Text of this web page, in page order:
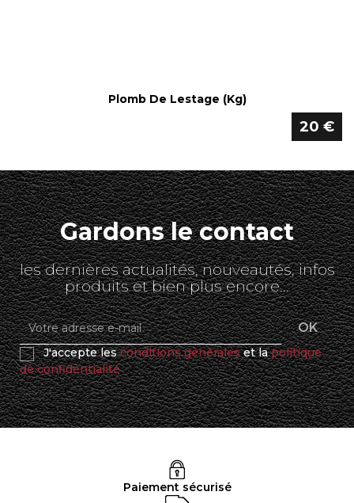
Plomb De Lestage (kg)
20 €
Gardons le contact
les dernières actualités, nouveautés, infos
produits et bien plus encore...
J'accepte lesconditions généraleset lapolitique
de confidentialité
Paiement sécurisé